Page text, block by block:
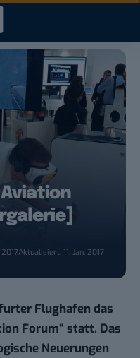
2017Aktualisiert: 11. Jan. 2017
Flughafen das
Forum“ statt. Das
Neuerungen